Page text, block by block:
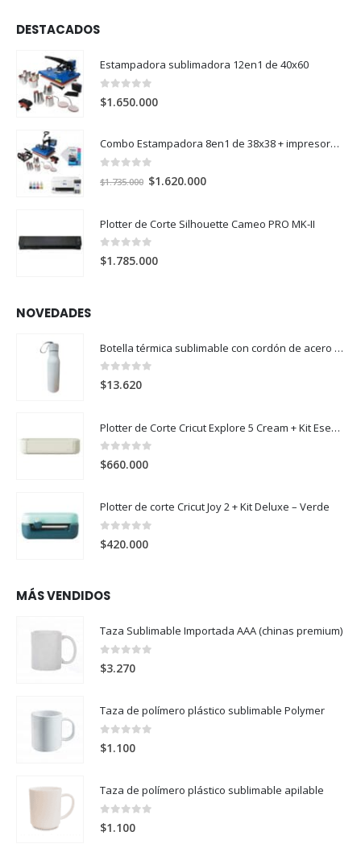
DESTACADOS
Estampadora sublimadora 12en1 de 40x60
0
$1.650.000
Combo Estampadora 8en1 de 38x38 + impresora de sublimación Epson SureColor F170
$1.735.000 El
era:
$1.735.000.
$1.620.000El
es:
Plotter de Corte Silhouette Cameo PRO MK-II
0 out of 5
$1.785.000
NOVEDADES
Botella térmica sublimable con cordón de acero 304 500ml
0 out of 5
$13.620
Plotter de Corte Cricut Explore 5 Cream + Kit Esencial
0 out of 5
$660.000
Plotter de corte Cricut Joy 2 + Kit Deluxe – Verde
0 out of 5
$420.000
MÁS VENDIDOS
Taza Sublimable Importada AAA (chinas premium)
0out of 5
$3.270
Taza de polímero plástico sublimable Polymer
0 out of 5
$1.100
Taza de polímero plástico sublimable apilable
0
$1.100